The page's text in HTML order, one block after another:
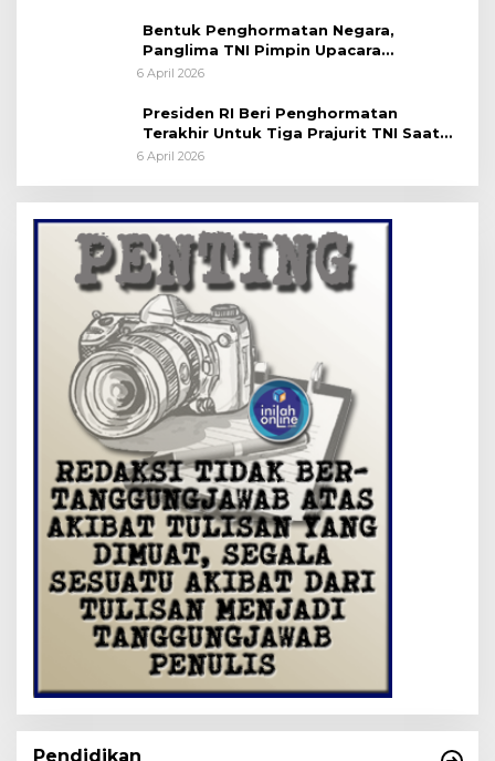
Bentuk Penghormatan Negara,
Panglima TNI Pimpin Upacara
Pemakaman Militer
6 April 2026
Presiden RI Beri Penghormatan
Terakhir Untuk Tiga Prajurit TNI Saat
Persemayaman di Bandara Soekarno-
6 April 2026
Pendidikan